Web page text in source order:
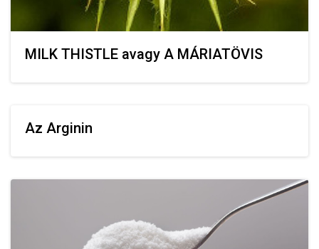
MILK THISTLE avagy A MÁRIATÖVIS
Az Arginin